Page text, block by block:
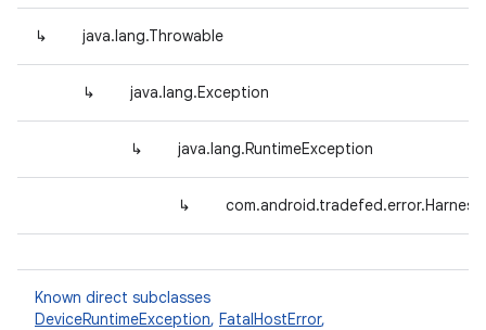
↳ java.lang.Throwable
↳ java.lang.Exception
↳ java.lang.RuntimeException
↳
Known direct subclasses
DeviceRuntimeException, FatalHostError,